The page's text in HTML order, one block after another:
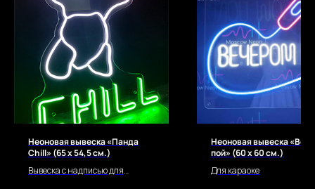
Неоновая вывеска «Панда
Chill» (65 х 54,5 см.)
Вывеска с надписью для
Неоновая вывеска
пой» (60 х 60 см.)
Для караоке